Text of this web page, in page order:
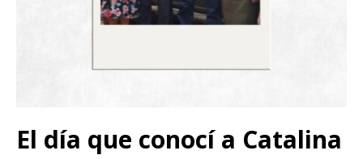
El día que conocí a Catalina